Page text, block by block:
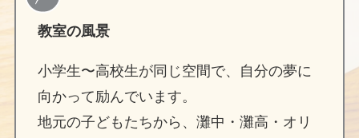
教室の風景
小学生〜高校生が同じ空間で、自分の夢に
向かって励んでいます。
地元の子どもたちから、灘中・灘高・オリ